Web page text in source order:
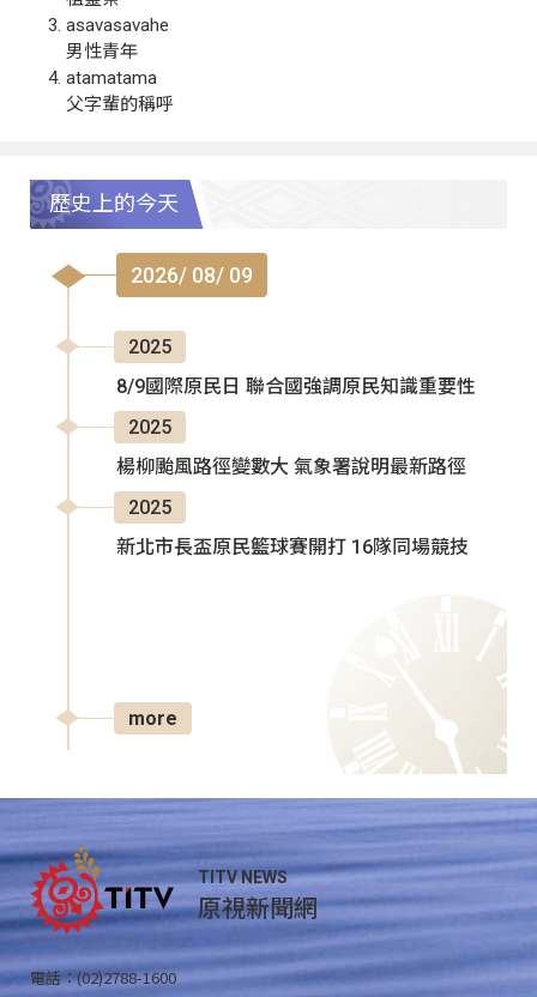
asavasavahe
男性青年
atamatama
父字輩的稱呼
歷史上的今天
2026/ 08/ 09
2025
8/9國際原民日 聯合國強調原民知識重要性
2025
楊柳颱風路徑變數大 氣象署說明最新路徑
2025
新北市長盃原民籃球賽開打 16隊同場競技
more
TITV NEWS
原視新聞網
電話：(02)2788-1600